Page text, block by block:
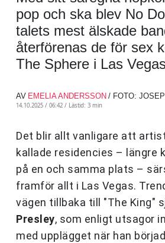
pop och ska blev No
talets mest älskade
återförenas de för sex
The Sphere i Las
AV EMELIA ANDERSSON / FOTO:
14.10.2025 / 06:42 / Lästid: 3 min
Det blir allt vanligare att
kallade residencies – längre
på en och samma plats –
framför allt i Las Vegas.
vägen tillbaka till "The King"
Presley, som enligt utsagor
med upplägget när han